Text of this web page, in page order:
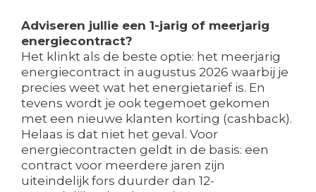
Adviseren jullie een 1-jarig of meerjarig
energiecontract?
Het klinkt als de beste optie: het meerjarig
energiecontract in augustus 2026 waarbij je
precies weet wat het energietarief is. En
tevens wordt je ook tegemoet gekomen
met een nieuwe klanten korting (cashback).
Helaas is dat niet het geval. Voor
energiecontracten geldt in de basis: een
contract voor meerdere jaren zijn
uiteindelijk fors duurder dan 12-